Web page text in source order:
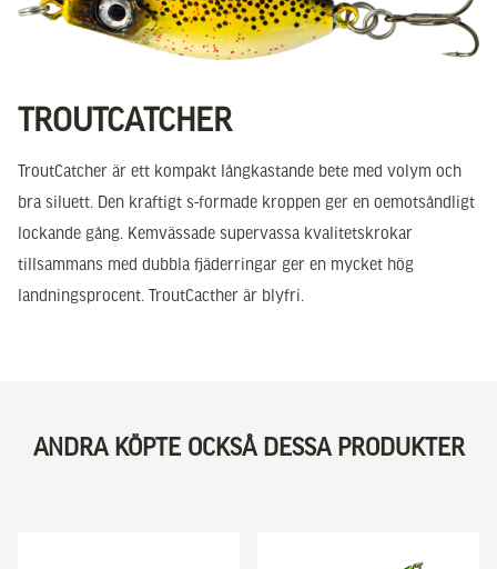
TROUTCATCHER
TroutCatcher är ett kompakt långkastande bete med volym och
bra siluett. Den kraftigt s-formade kroppen ger en oemotsåndligt
lockande gång. Kemvässade supervassa kvalitetskrokar
tillsammans med dubbla fjäderringar ger en mycket hög
landningsprocent. TroutCacther är blyfri.
ANDRA KÖPTE OCKSÅ DESSA PRODUKTER